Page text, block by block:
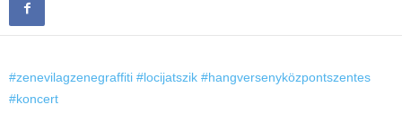
#zenevilagzenegraffiti #locijatszik #hangversenyközpontszentes
#koncert